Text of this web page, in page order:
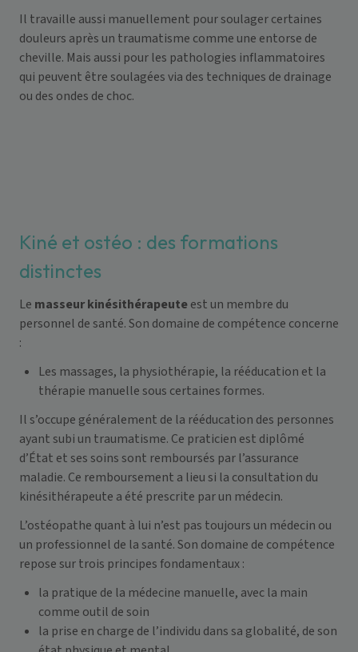
Il travaille aussi manuellement pour soulager certaines
douleurs après un traumatisme comme une entorse de
cheville. Mais aussi pour les pathologies inflammatoires
qui peuvent être soulagées via des techniques de drainage
ou des ondes de choc.
Kiné et ostéo : des formations
distinctes
Le masseur kinésithérapeuteest un membre du
personnel de santé. Son domaine de compétence concerne
:
Les massages, la physiothérapie, la rééducation et la
thérapie manuelle sous certaines formes.
Il s’occupe généralement de la rééducation des personnes
ayant subi un traumatisme. Ce praticien est diplômé
d’État et ses soins sont remboursés par l’assurance
maladie. Ce remboursement a lieu si la consultation du
kinésithérapeute a été prescrite par un médecin.
L’ostéopathe quant à lui n’est pas toujours un médecin ou
un professionnel de la santé. Son domaine de compétence
repose sur trois principes fondamentaux :
la pratique de la médecine manuelle, avec la main
comme outil de soin
la prise en charge de l’individu dans sa globalité, de son